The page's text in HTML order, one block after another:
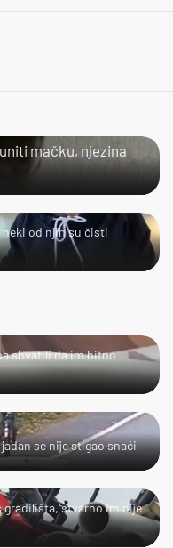
mačku, njezina
od njih su čisti
shvatili da im hitno
se nije stigao snaći
gradilišta, stvarno im nije